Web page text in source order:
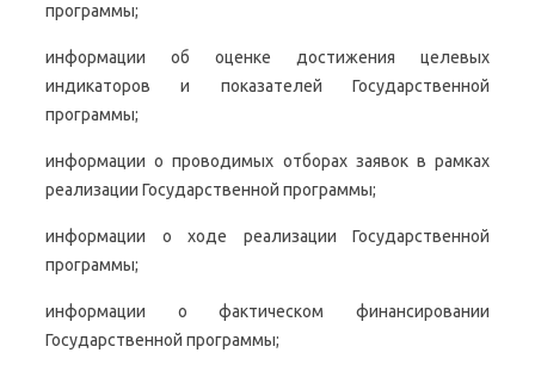
программы;
информации об оценке достижения целевых
индикаторов и показателей Государственной
программы;
информации о проводимых отборах заявок в рамках
реализации Государственной программы;
информации о ходе реализации Государственной
программы;
информации о фактическом финансировании
Государственной программы;